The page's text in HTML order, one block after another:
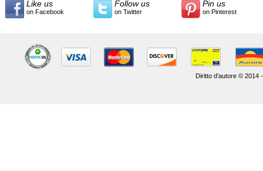
Like us
on Facebook
Follow us
on Twitter
Pin us
on Pinterest
Diritto d'autore © 2014